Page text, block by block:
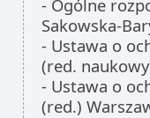
- Ogólne
Sakowska-
- Ustawa o
(red.
- Ustawa o
(red.)